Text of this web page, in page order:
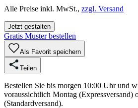
Alle Preise inkl. MwSt., zzgl. Versand
Jetzt gestalten
Gratis Muster bestellen
Als Favorit speichern
Teilen
Bestellen Sie bis morgen 10:00 Uhr und
voraussichtlich Montag (Expressversand)
(Standardversand).